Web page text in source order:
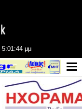
5:01:44 μμ